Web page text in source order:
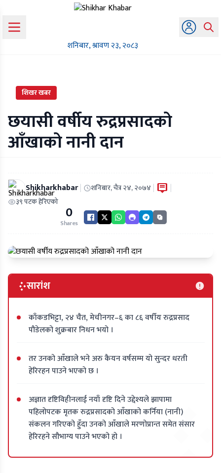
शनिबार, श्रावण २३, २०८३
शिखर खबर
छयासी वर्षीय रुद्रप्रसादको
आँखाको नानी दान
Shikharkhabar| शनिबार, चैत्र २४, २०७४ | |
३९ पटक हेरिएको
0
Shares
सारांश
काँकडभिट्टा, २४ चैत, मेचीनगर–६ का ८६ वर्षीय रुद्रप्रसाद
पौडेलको शुक्रबार निधन भयो ।
तर उनको आँखाले भने अरु कैयन वर्षसम्म यो सुन्दर धरती
हेरिरहन पाउने भएको छ ।
अज्ञात दृष्टिविहीनलाई नयाँ दृष्टि दिने उद्देश्यले झापामा
पहिलोपटक मृतक रुद्रप्रसादको आँखाको कर्निया (नानी)
संकलन गरिएको हुँदा उनको आँखाले मरणोप्रान्त समेत संसार
हेरिरहने सौभाग्य पाउने भएको हो ।